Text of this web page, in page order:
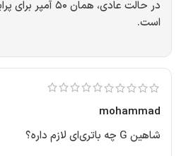
است.
mohammad
شاهین G چه باتری‌ای لازم داره؟